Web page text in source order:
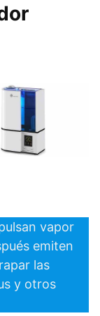
vapor
emiten
las
y otros